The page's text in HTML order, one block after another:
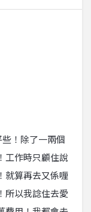
！除了一兩個
工作時只顧住說
就算再去又係喱
所以我諗住去愛